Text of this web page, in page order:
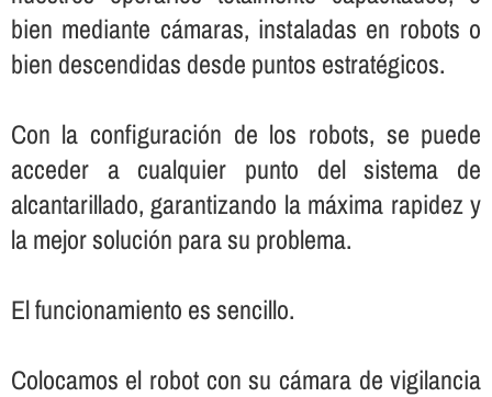
bien mediante cámaras, instaladas en robots o
bien descendidas desde puntos estratégicos.
Con la configuración de los robots, se puede
acceder a cualquier punto del sistema de
alcantarillado, garantizando la máxima rapidez y
la mejor solución para su problema.
El funcionamiento es sencillo.
Colocamos el robot con su cámara de vigilancia